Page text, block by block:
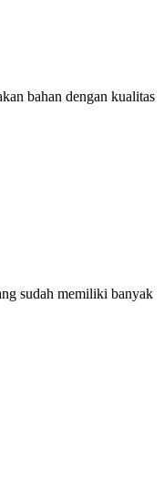
bahan dengan kualitas
sudah memiliki banyak